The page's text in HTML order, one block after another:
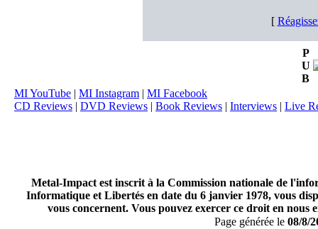
[
P
U
B
MI YouTube | MI Instagram | MI Facebook
CD Reviews | DVD Reviews | Book Reviews | Interviews | Live
Metal-Impact est inscrit à la Commission nationale de
Informatique et Libertés en date du 6 janvier 1978, vous
vous concernent. Vous pouvez exercer ce droit en
Page générée le 08/8/